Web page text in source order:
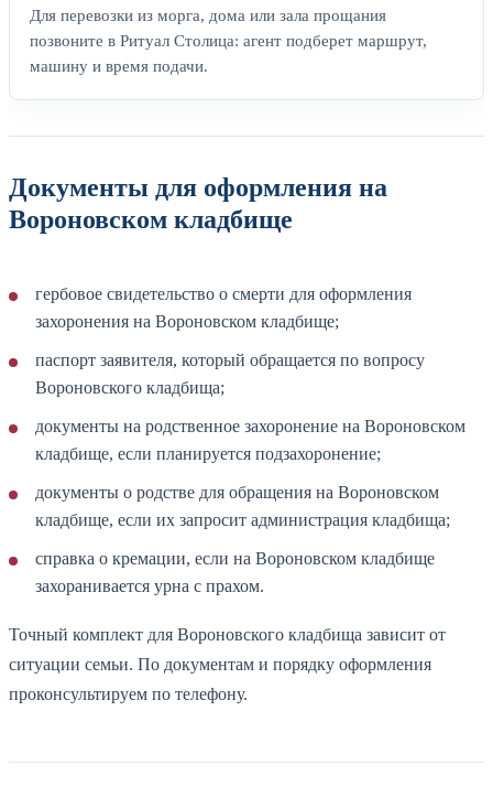
Для перевозки из морга, дома или зала прощания
позвоните в Ритуал Столица: агент подберет маршрут,
машину и время подачи.
Документы для оформления на
Вороновском кладбище
гербовое свидетельство о смерти для оформления
захоронения на Вороновском кладбище;
паспорт заявителя, который обращается по вопросу
Вороновского кладбища;
документы на родственное захоронение на Вороновском
кладбище, если планируется подзахоронение;
документы о родстве для обращения на Вороновском
кладбище, если их запросит администрация кладбища;
справка о кремации, если на Вороновском кладбище
захоранивается урна с прахом.
Точный комплект для Вороновского кладбища зависит от
ситуации семьи. По документам и порядку оформления
проконсультируем по телефону.